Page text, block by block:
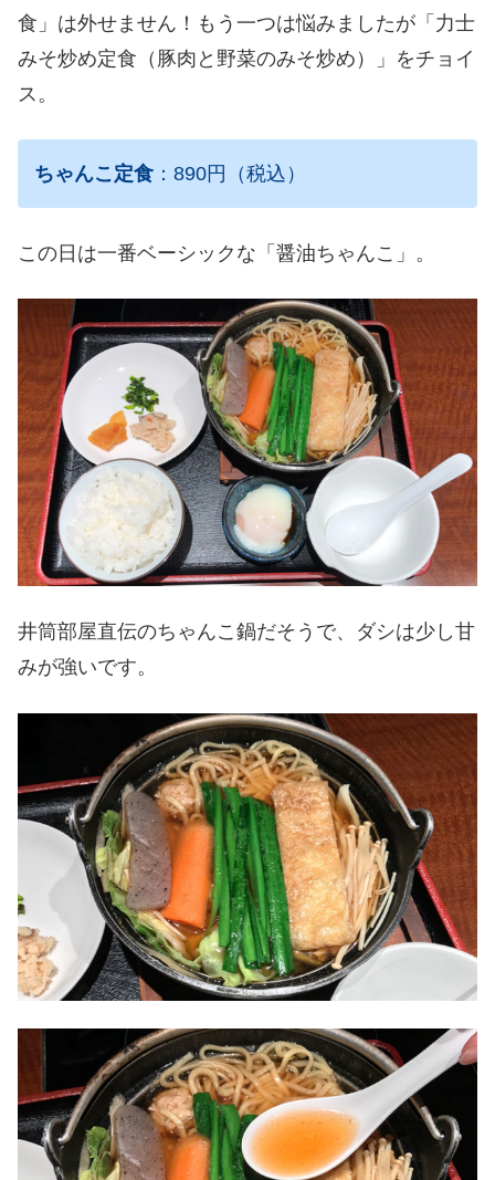
食」は外せません！もう一つは悩みましたが「力士
みそ炒め定食（豚肉と野菜のみそ炒め）」をチョイ
ス。
ちゃんこ定食 ：890円（税込）
この日は一番ベーシックな「醤油ちゃんこ」。
井筒部屋直伝のちゃんこ鍋だそうで、ダシは少し甘
みが強いです。